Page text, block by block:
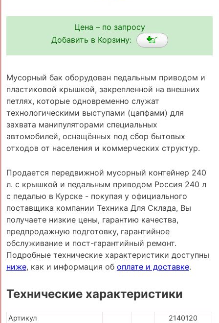
Цена – по запросу
Добавить в Корзину:
Мусорный бак оборудован педальным приводом и
пластиковой крышкой, закрепленной на внешних
петлях, которые одновременно служат
технологическими выступами (цапфами) для
захвата манипуляторами специальных
автомобилей, оснащённых под сбор бытовых
отходов от населения и коммерческих структур.
Продается передвижной мусорный контейнер 240
л. с крышкой и педальным приводом Россия 240 л
с педалью в Курске - покупая у официального
поставщика компании Техника Для Склада, Вы
получаете низкие цены, гарантию качества,
предпродажную подготовку, гарантийное
обслуживание и пост-гарантийный ремонт.
Подробные технические характеристики доступны
ниже, как и информация об оплате и доставке.
Технические характеристики
Артикул
2140120